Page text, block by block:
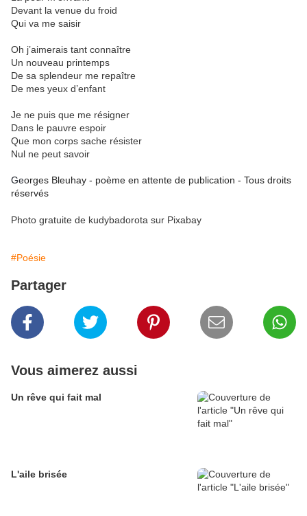
Devant la venue du froid
Qui va me saisir
Oh j’aimerais tant connaître
Un nouveau printemps
De sa splendeur me repaître
De mes yeux d’enfant
Je ne puis que me résigner
Dans le pauvre espoir
Que mon corps sache résister
Nul ne peut savoir
Georges Bleuhay - poème en attente de publication - Tous droits
réservés
Photo gratuite de kudybadorota sur Pixabay
#Poésie
Partager
Vous aimerez aussi
Un rêve qui fait mal
L'aile brisée